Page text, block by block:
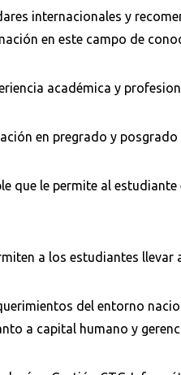
internacionales y
en este campo de
académica y
en pregrado y posgrado
que le permite al
a los estudiantes
del entorno
a capital humano y